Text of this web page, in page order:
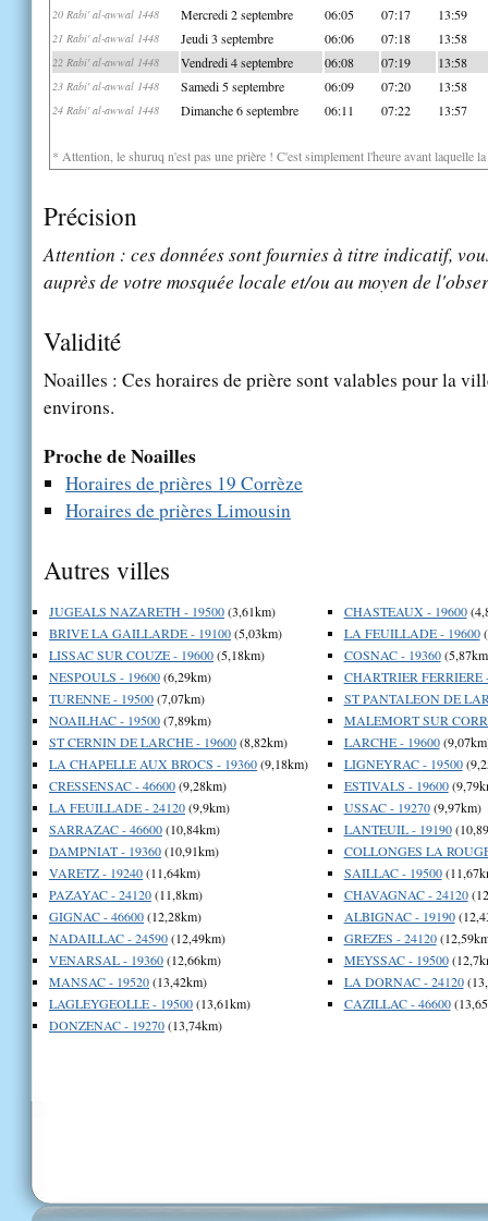
20 Rabi' al-awwal 1448 Mercredi 2 septembre 06:05 07:17 13:59
21 Rabi' al-awwal 1448 Jeudi 3 septembre 06:06 07:18 13:58
22 Rabi' al-awwal 1448 Vendredi 4 septembre 06:08 07:19 13:58
23 Rabi' al-awwal 1448 Samedi 5 septembre 06:09 07:20 13:58
24 Rabi' al-awwal 1448 Dimanche 6 septembre 06:11 07:22 13:57
* Attention, le shuruq n'est pas une prière ! C'est simplement l'heure avant laquelle
Précision
Attention : ces données sont fournies à titre indicatif,
auprès de votre mosquée locale et/ou au moyen de
Validité
Noailles : Ces horaires de prière sont valables pour la
environs.
Proche de Noailles
Horaires de prières 19 Corrèze
Horaires de prières Limousin
Autres villes
JUGEALS NAZARETH - 19500(3,61km)
BRIVE LA GAILLARDE - 19100(5,03km)
LISSAC SUR COUZE - 19600(5,18km)
NESPOULS - 19600(6,29km)
TURENNE - 19500(7,07km)
NOAILHAC - 19500(7,89km)
ST CERNIN DE LARCHE - 19600(8,82km)
LA CHAPELLE AUX BROCS - 19360(9,18km)
CRESSENSAC - 46600(9,28km)
LA FEUILLADE - 24120(9,9km)
SARRAZAC - 46600(10,84km)
DAMPNIAT - 19360(10,91km)
VARETZ - 19240(11,64km)
PAZAYAC - 24120(11,8km)
GIGNAC - 46600(12,28km)
NADAILLAC - 24590(12,49km)
VENARSAL - 19360(12,66km)
MANSAC - 19520(13,42km)
LAGLEYGEOLLE - 19500(13,61km)
DONZENAC - 19270(13,74km)
CHASTEAUX - 19600
LA FEUILLADE - 19600
COSNAC - 19360
CHARTRIER FERRIERE
ST PANTALEON DE
MALEMORT SUR
LARCHE - 19600
LIGNEYRAC - 19500
ESTIVALS - 19600
USSAC - 19270(9,97km)
LANTEUIL - 19190
COLLONGES LA
SAILLAC - 19500
CHAVAGNAC - 24120
ALBIGNAC - 19190
GREZES - 24120
MEYSSAC - 19500
LA DORNAC - 24120
CAZILLAC - 46600